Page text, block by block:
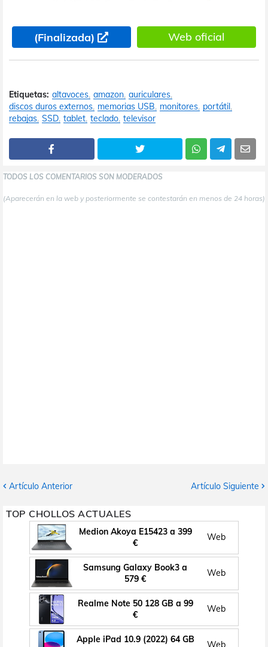
(Finalizada) Web oficial
Etiquetas: altavoces amazon auriculares
discos duros externos memorias USB monitores portátil
rebajas SSD tablet teclado televisor
TODOS LOS COMENTARIOS SON MODERADOS
(Aparecerán en la web y posteriormente se contestarán en menos de 24 horas)
Artículo Anterior Artículo Siguiente
TOP CHOLLOS ACTUALES
Medion Akoya E15423 a 399
€
Web
Samsung Galaxy Book3 a
579 €
Web
Realme Note 50 128 GB a 99
€
Web
Apple iPad 10.9 (2022) 64 GB
Web